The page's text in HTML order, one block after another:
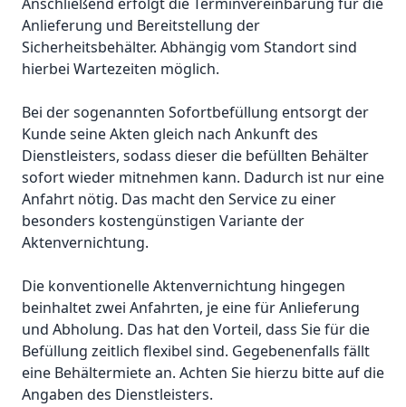
Anschließend erfolgt die Terminvereinbarung für die
Anlieferung und Bereitstellung der
Sicherheitsbehälter. Abhängig vom Standort sind
hierbei Wartezeiten möglich.
Bei der sogenannten Sofortbefüllung entsorgt der
Kunde seine Akten gleich nach Ankunft des
Dienstleisters, sodass dieser die befüllten Behälter
sofort wieder mitnehmen kann. Dadurch ist nur eine
Anfahrt nötig. Das macht den Service zu einer
besonders kostengünstigen Variante der
Aktenvernichtung.
Die konventionelle Aktenvernichtung hingegen
beinhaltet zwei Anfahrten, je eine für Anlieferung
und Abholung. Das hat den Vorteil, dass Sie für die
Befüllung zeitlich flexibel sind. Gegebenenfalls fällt
eine Behältermiete an. Achten Sie hierzu bitte auf die
Angaben des Dienstleisters.